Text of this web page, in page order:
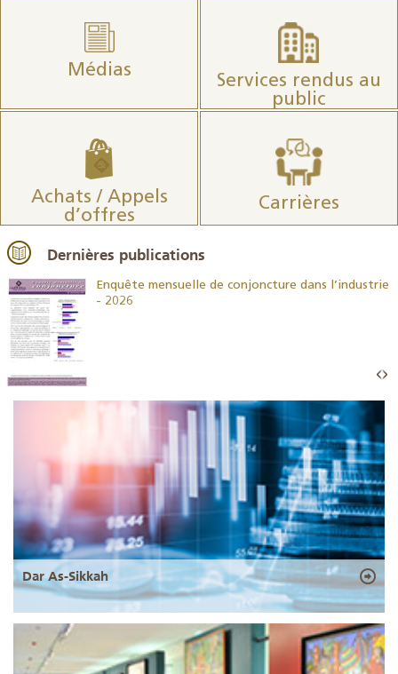
Médias
Services rendus au
public
Achats / Appels
d’offres
Carrières
Dernières publications
Enquête mensuelle de conjoncture dans l’industrie
- 2026
Dar As-Sikkah